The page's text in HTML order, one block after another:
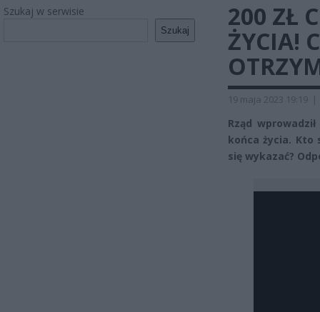
Szukaj w serwisie
Szukaj
200 ZŁ
ŻYCIA!
19 maja 2023 19:19 |
Rząd
końca życia. Kto
się wykazać?